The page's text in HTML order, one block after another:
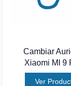
Cambiar
Xiaomi MI 9
Ver